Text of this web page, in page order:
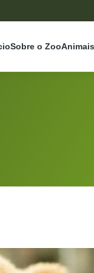
Sobre o ZooAnimais